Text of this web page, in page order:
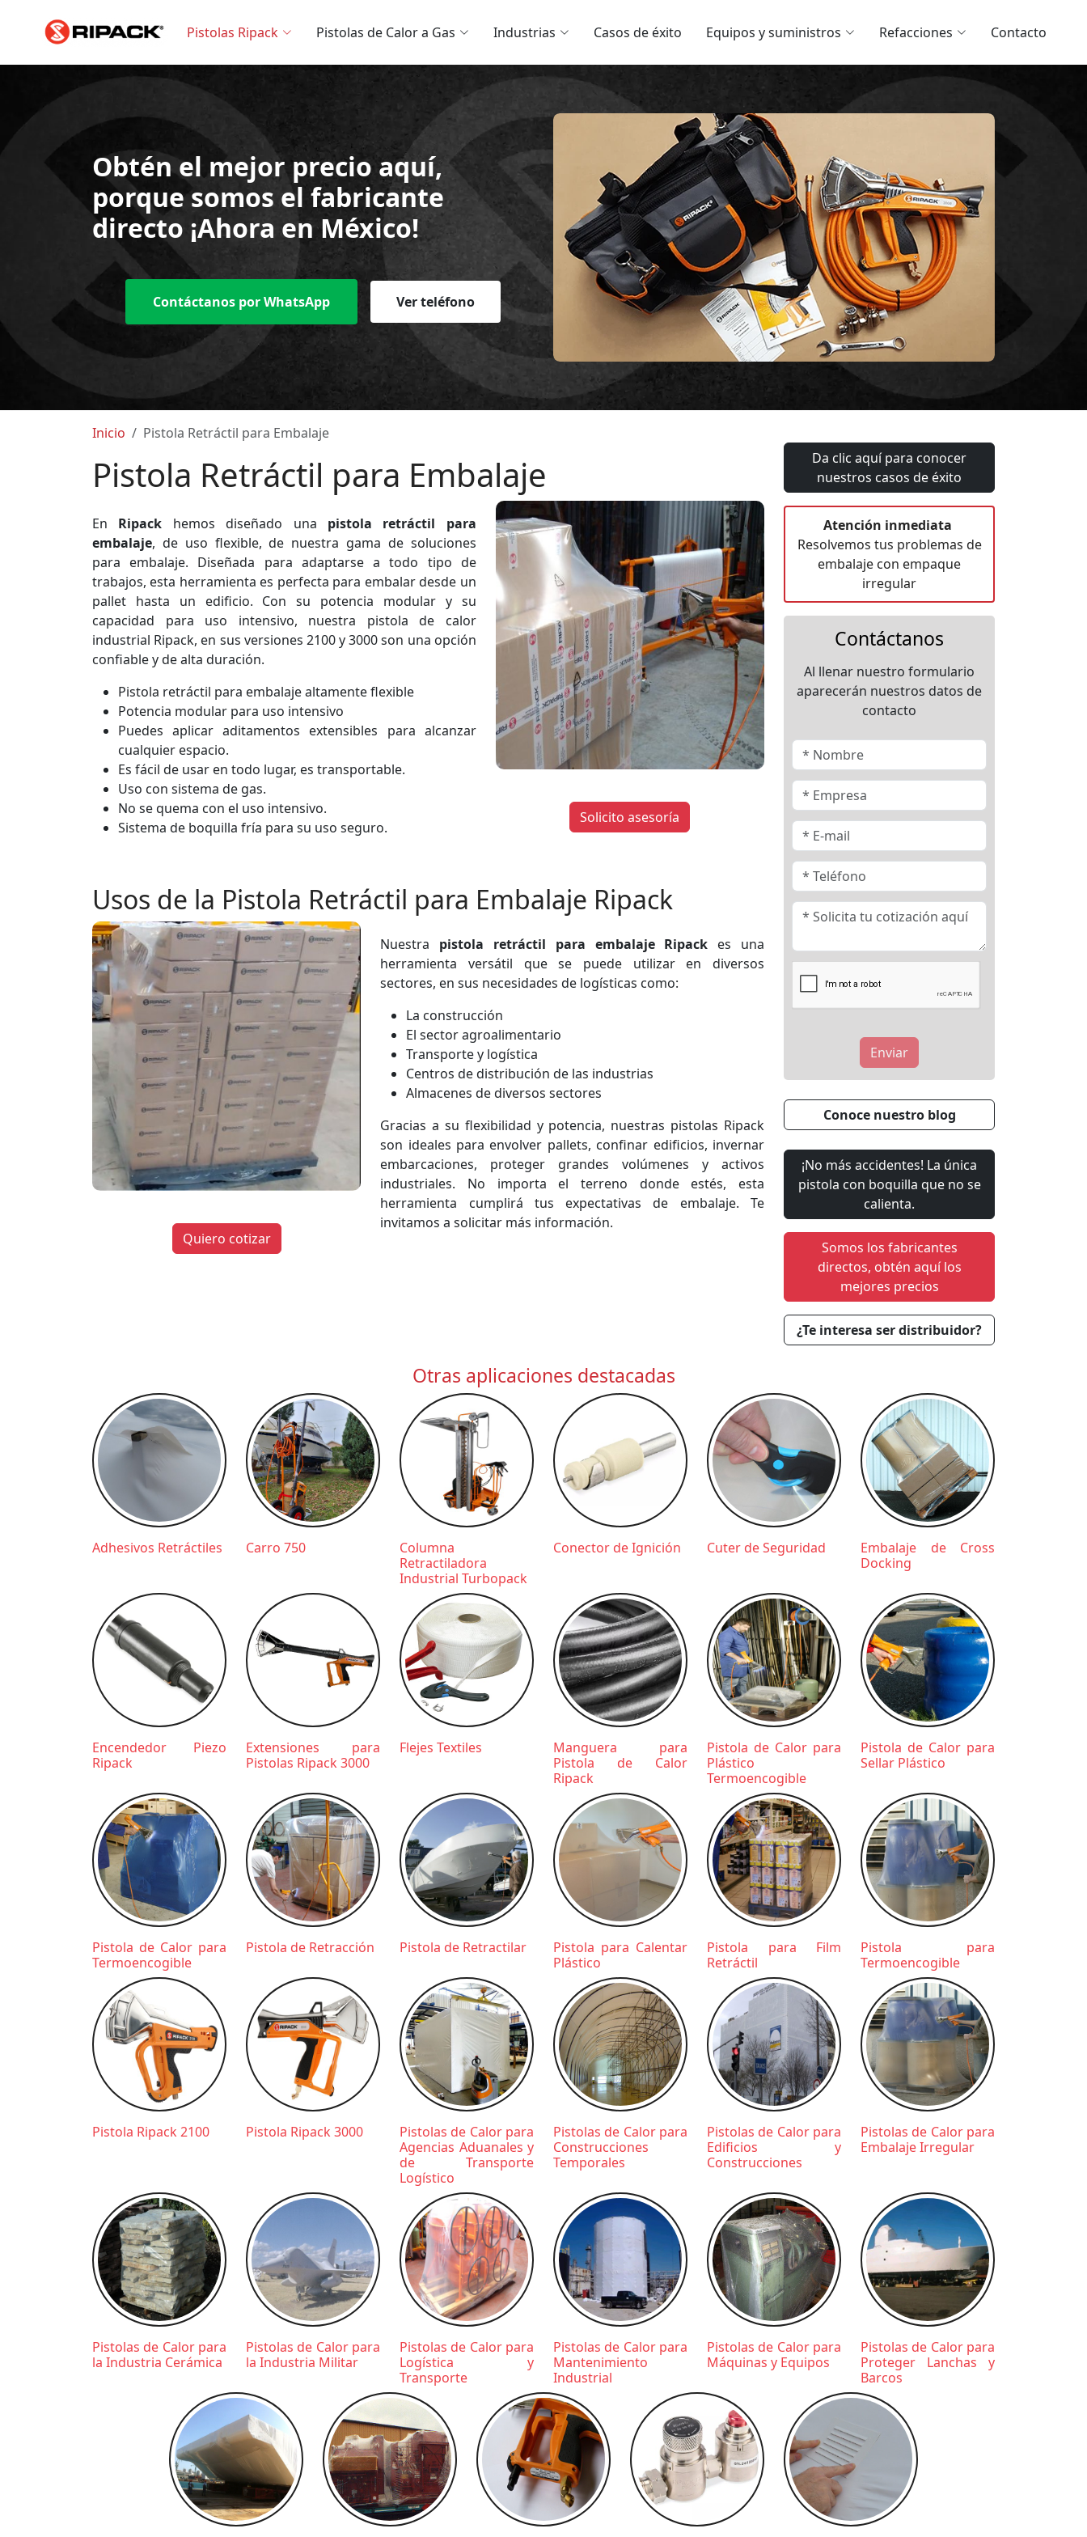
Pistolas Ripack Pistolas de Calor a Gas Industrias Casos de éxito Equipos y suministros Refacciones Contacto
Obtén el mejor precio aquí,
porquesomos el fabricante
directo ¡Ahora en México!
Contáctanos por WhatsApp Ver teléfono
Inicio Pistola Retráctil para Embalaje
Pistola Retráctil para Embalaje
En Ripack hemos diseñado una pistola retráctil para
embalaje, de uso flexible, de nuestra gama de soluciones
para embalaje. Diseñada para adaptarse a todo tipo de
trabajos, esta herramienta es perfecta para embalar desde un
pallet hasta un edificio. Con su potencia modular y su
capacidad para uso intensivo, nuestra pistola de calor
industrial Ripack, en sus versiones 2100 y 3000 son una opción
confiable y de alta duración.
Pistola retráctil para embalaje altamente flexible
Potencia modular para uso intensivo
Puedes aplicar aditamentos extensibles para alcanzar
cualquier espacio.
Es fácil de usar en todo lugar, es transportable.
Uso con sistema de gas.
No se quema con el uso intensivo.
Sistema de boquilla fría para su uso seguro.
Solicito asesoría
Usos de la Pistola Retráctil para Embalaje Ripack
Quiero cotizar
Nuestra pistola retráctil para embalaje Ripack es una
herramienta versátil que se puede utilizar en diversos
sectores, en sus necesidades de logísticas como:
La construcción
El sector agroalimentario
Transporte y logística
Centros de distribución de las industrias
Almacenes de diversos sectores
Gracias a su flexibilidad y potencia, nuestras pistolas Ripack
son ideales para envolver pallets, confinar edificios, invernar
embarcaciones, proteger grandes volúmenes y activos
industriales. No importa el terreno donde estés, esta
herramienta cumplirá tus expectativas de embalaje. Te
invitamos a solicitar más información.
Da clic aquí para conocer
nuestros casos de éxito
Atención inmediata
Resolvemos tus problemas de
embalaje con empaque
irregular
Contáctanos
Al llenar nuestro formulario
aparecerán nuestros datos de
contacto
Conoce nuestro blog
¡No más accidentes! La única
pistola con boquilla que no se
calienta.
Somos los fabricantes
directos, obtén aquí los
mejores precios
¿Te interesa ser distribuidor?
Otras aplicaciones destacadas
Adhesivos Retráctiles Carro 750
Columna
Retractiladora
Industrial Turbopack
Conector de Ignición Cuter de Seguridad
Embalaje de Cross
Docking
Encendedor Piezo
Ripack
Extensiones para
Pistolas Ripack 3000
Flejes Textiles
Manguera para
Pistola de Calor
Ripack
Pistola de Calor para
Plástico
Termoencogible
Pistola de Calor para
Sellar Plástico
Pistola de Calor para
Termoencogible
Pistola de Retracción Pistola de Retractilar
Pistola para Calentar
Plástico
Pistola para Film
Retráctil
Pistola para
Termoencogible
Pistola Ripack 2100 Pistola Ripack 3000
Pistolas de Calor para
Agencias Aduanales y
de Transporte
Logístico
Pistolas de Calor para
Construcciones
Temporales
Pistolas de Calor para
Edificios y
Construcciones
Pistolas de Calor para
Embalaje Irregular
Pistolas de Calor para
la Industria Cerámica
Pistolas de Calor para
la Industria Militar
Pistolas de Calor para
Logística y
Transporte
Pistolas de Calor para
Mantenimiento
Industrial
Pistolas de Calor para
Máquinas y Equipos
Pistolas de Calor para
Proteger Lanchas y
Barcos